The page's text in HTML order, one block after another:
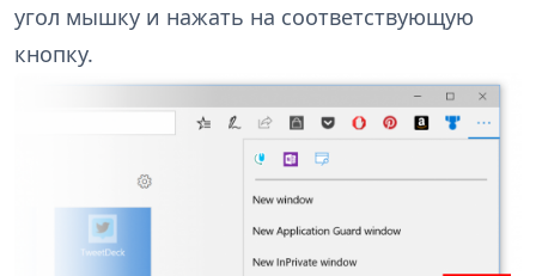
угол мышку и нажать на соответствующую
кнопку.